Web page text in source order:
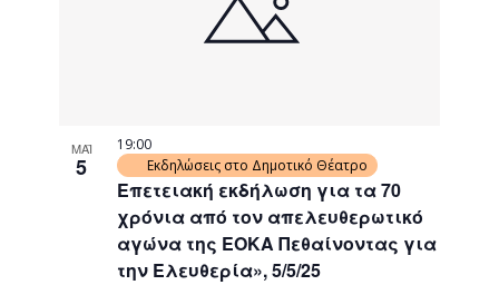
ΜΑΪ
5
Επετειακή εκδήλωση για τα 70
χρόνια από τον απελευθερωτικό
αγώνα της ΕΟΚΑ Πεθαίνοντας για
την Ελευθερία», 5/5/25
19:00
Εκδηλώσεις στο Δημοτικό Θέατρο